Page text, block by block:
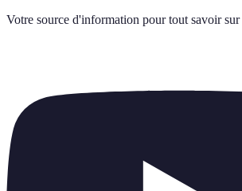
Votre source d'information pour tout savoir sur